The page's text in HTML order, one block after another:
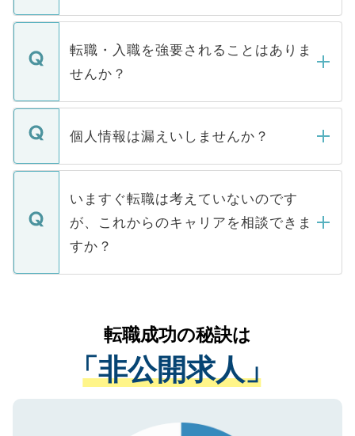
ます。通常、5営業日以内にはご連絡をせて
いただきますので、しばらくお待ちくださ
い。
マイナビDOCTORで取り扱っている求人の
うち約3割は、Webサイトからご覧いただ
けない「非公開求人」です。非公開求人は
下記の理由によって、一般には公開してい
ません。
■応募殺到を避けるため 人気のある医療機
関を公にしてしまうと、応募が殺到する場
に、医療機関が求める条件に合った人材の
みを人材紹介会社に依頼するケースが増え
ています。
転職・入職を強要されることはありま
せんか？
転職・入職を強要することは一切ありませ
ん。また、仮に応募先から内定をいただい
定を承諾する必要はありません。内定先へ
の辞退の連絡はキャリアパートナーが行い
ますので、ご安心ください。
個人情報は漏えいしませんか？
個人情報が漏えいすることはありませんの
で、ご安心ください。当サイトからの登録
などで収集したご登録者様の個人情報は、
ご本人のキャリアアップおよび転職活動の
支援を目的に使用いたします。お預かりし
ているすべての個人データはご本人の許可
は、個人情報の取り扱いについての厳密な
管理基準を満たした事業者のみに付与され
る、プライバシーマークを取得済みです。
ご登録いただいた個人情報は、SSL（デー
で、機密保持に関してもご安心ください。
いますぐ転職は考えていないのです
が、これからのキャリアを相談できま
すか？
かがいして、現在の医療機関の状況や紹介
経験をまじえながら、適切なアドバイスを
させていただきます。すぐにご転職をされ
ない方には、長期的なサポートが可能です
ので、まずはご登録ください。
転職成功の秘訣は
「非公開求人」